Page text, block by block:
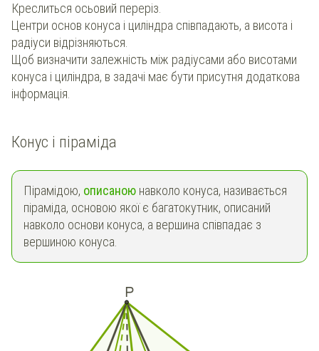
Креслиться осьовий переріз.
Центри основ конуса і циліндра співпадають, а висота і
радіуси відрізняються.
Щоб визначити залежність між радіусами або висотами
конуса і циліндра, в задачі має бути присутня додаткова
інформація.
Конус і піраміда
Пірамідою, описаною навколо конуса, називається
піраміда, основою якої є багатокутник, описаний
навколо основи конуса, а вершина співпадає з
вершиною конуса.